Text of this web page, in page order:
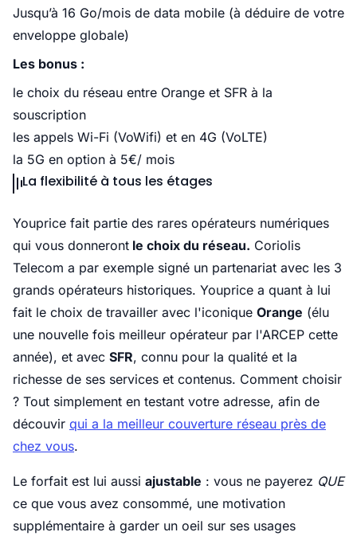
Jusqu’à 16 Go/mois de data mobile (à déduire de votre
enveloppe globale)
Les bonus :
le choix du réseau entre Orange et SFR à la
souscription
les appels Wi-Fi (VoWifi) et en 4G (VoLTE)
la 5G en option à 5€/ mois
La flexibilité à tous les étages
Youprice fait partie des rares opérateurs numériques
qui vous donneront le choix du réseau. Coriolis
Telecom a par exemple signé un partenariat avec les 3
grands opérateurs historiques. Youprice a quant à lui
fait le choix de travailler avec l'iconique Orange (élu
une nouvelle fois meilleur opérateur par l'ARCEP cette
année), et avec SFR, connu pour la qualité et la
richesse de ses services et contenus. Comment choisir
? Tout simplement en testant votre adresse, afin de
découvir qui a la meilleur couverture réseau près de
chez vous.
Le forfait est lui aussi ajustable : vous ne payerez QUE
ce que vous avez consommé, une motivation
supplémentaire à garder un oeil sur ses usages